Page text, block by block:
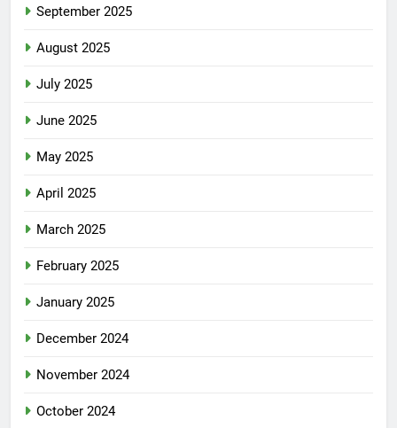
September 2025
August 2025
July 2025
June 2025
May 2025
April 2025
March 2025
February 2025
January 2025
December 2024
November 2024
October 2024